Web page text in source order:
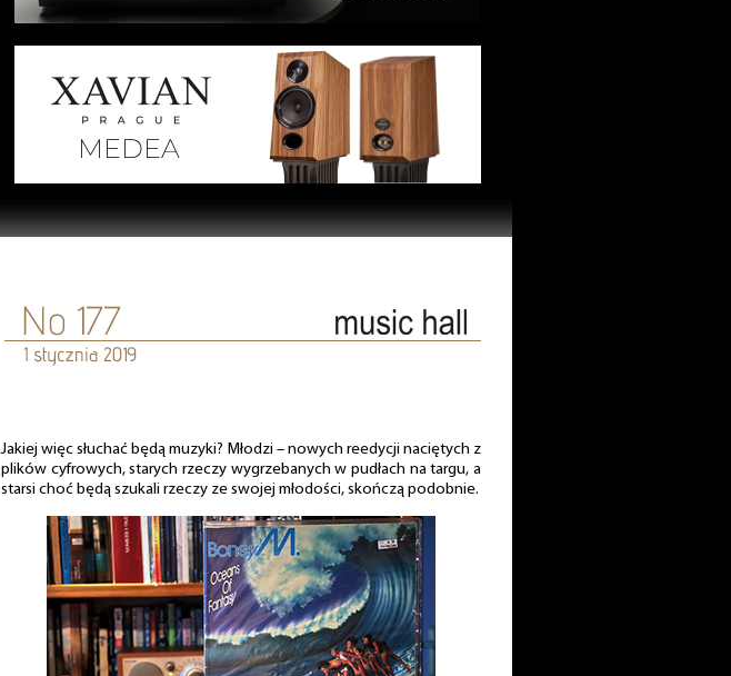
Jakiej więc słuchać będą muzyki? Młodzi – nowych reedycji naciętych z
plików cyfrowych, starych rzeczy wygrzebanych w pudłach na targu, a
starsi choć będą szukali rzeczy ze swojej młodości, skończą podobnie.